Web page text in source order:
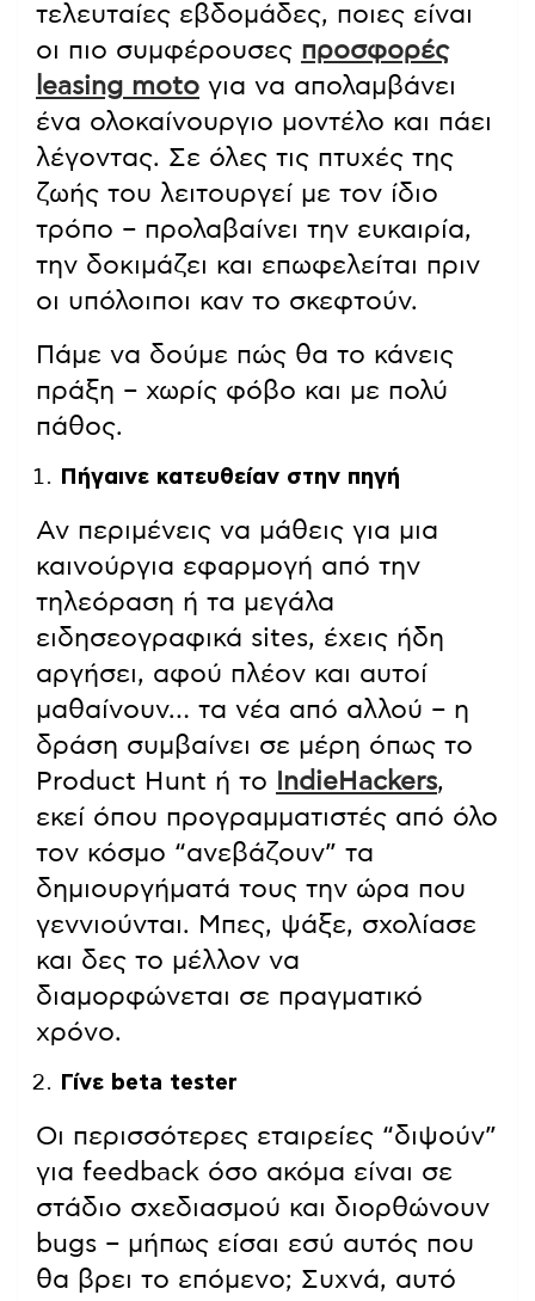
τελευταίες εβδομάδες, ποιες είναι
οι πιο συμφέρουσες προσφορές
leasing moto για να απολαμβάνει
ένα ολοκαίνουργιο μοντέλο και πάει
λέγοντας. Σε όλες τις πτυχές της
ζωής του λειτουργεί με τον ίδιο
τρόπο – προλαβαίνει την ευκαιρία,
την δοκιμάζει και επωφελείται πριν
οι υπόλοιποι καν το σκεφτούν.
Πάμε να δούμε πώς θα το κάνεις
πράξη – χωρίς φόβο και με πολύ
πάθος.
Πήγαινε κατευθείαν στην πηγή
Αν περιμένεις να μάθεις για μια
καινούργια εφαρμογή από την
τηλεόραση ή τα μεγάλα
ειδησεογραφικά sites, έχεις ήδη
αργήσει, αφού πλέον και αυτοί
μαθαίνουν… τα νέα από αλλού – η
δράση συμβαίνει σε μέρη όπως το
Product Hunt ή το
IndieHackers,
εκεί όπου προγραμματιστές από όλο
τον κόσμο “ανεβάζουν” τα
δημιουργήματά τους την ώρα που
γεννιούνται. Μπες, ψάξε, σχολίασε
και δες το μέλλον να
διαμορφώνεται σε πραγματικό
χρόνο.
Γίνε beta tester
Οι περισσότερες εταιρείες “διψούν”
για feedback όσο ακόμα είναι σε
στάδιο σχεδιασμού και διορθώνουν
bugs – μήπως είσαι εσύ αυτός που
θα βρει το επόμενο; Συχνά, αυτό